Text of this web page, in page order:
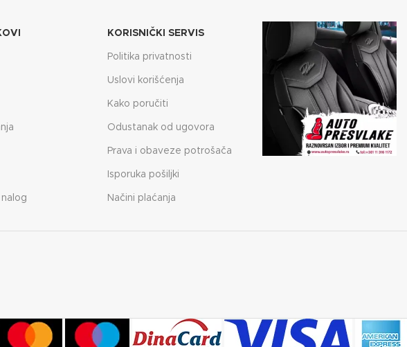
nalog
KORISNIČKI SERVIS
Politika privatnosti
Uslovi korišćenja
Kako poručiti
Odustanak od ugovora
Prava i obaveze potrošača
Isporuka pošiljki
Načini plaćanja